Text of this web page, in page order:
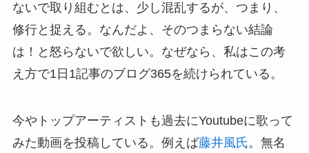
ないで取り組むとは、少し混乱するが、つまり、
修行と捉える。なんだよ、そのつまらない結論
は！と怒らないで欲しい。なぜなら、私はこの考
え方で1日1記事のブログ365を続けられている。
今やトップアーティストも過去にYoutubeに歌って
みた動画を投稿している。例えば藤井風氏。無名